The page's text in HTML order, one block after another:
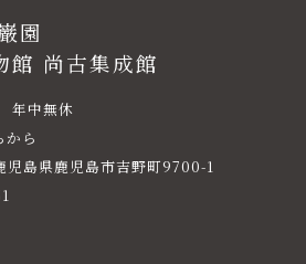
園
館 尚古集成館
中無休
から
島県鹿児島市吉野町9700-1